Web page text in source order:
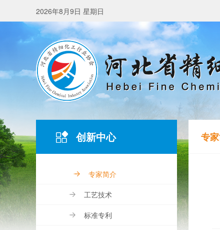
2026年8月9日 星期日
创新中心
专家简介
工艺技术
标准专利
专